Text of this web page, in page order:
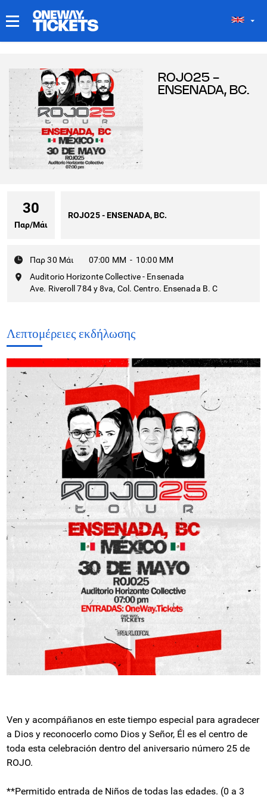
ΤΑ ΕΙΣΙΤΉΡΙΆ ΜΟΥ
ROJO25 -
ENSENADA, BC.
30
Παρ/Μάι
ROJO25 - ENSENADA, BC.
Παρ 30 Μάι 07:00 ΜΜ - 10:00 ΜΜ
Auditorio Horizonte Collective - Ensenada
Ave. Riveroll 784 y 8va, Col. Centro. Ensenada B. C
Λεπτομέρειες εκδήλωσης
Ven y acompáñanos en este tiempo especial para agradecer
a Dios y reconocerlo como Dios y Señor, Él es el centro de
toda esta celebración dentro del aniversario número 25 de
ROJO.
**Permitido entrada de Niños de todas las edades. (0 a 3